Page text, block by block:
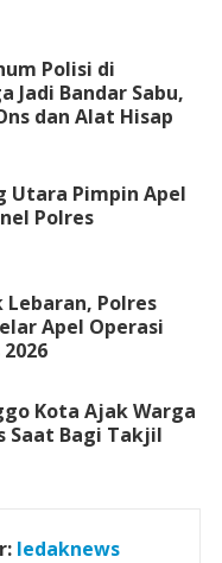
Polisi di
Jadi Bandar Sabu,
dan Alat Hisap
Utara Pimpin Apel
Polres
Polres
Apel Operasi
Kota Ajak Warga
Saat Bagi Takjil
ledaknews